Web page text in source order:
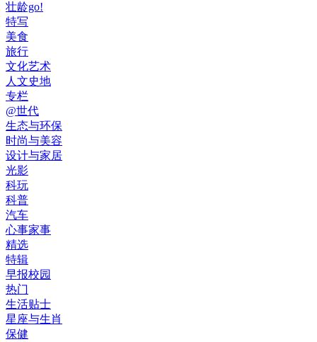
壮龄go!
特写
美食
旅行
文化艺术
人文史地
专栏
@世代
生态与环保
时尚与美容
设计与家居
光影
科玩
科普
汽车
心事家事
精选
特辑
早报校园
热门
生活贴士
星座与生肖
保健